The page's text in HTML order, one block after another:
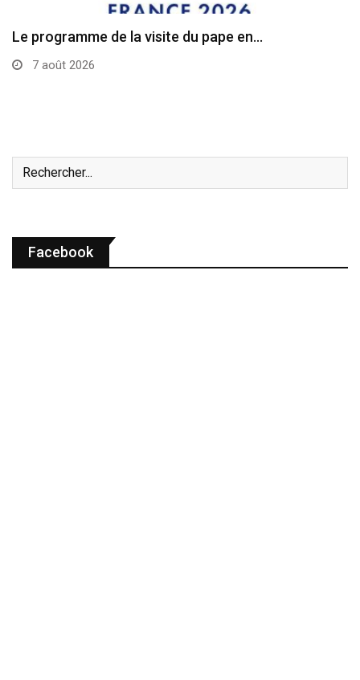
Diocèse de Laredo: une messe célébrée pour la…
7 août 2026
Facebook